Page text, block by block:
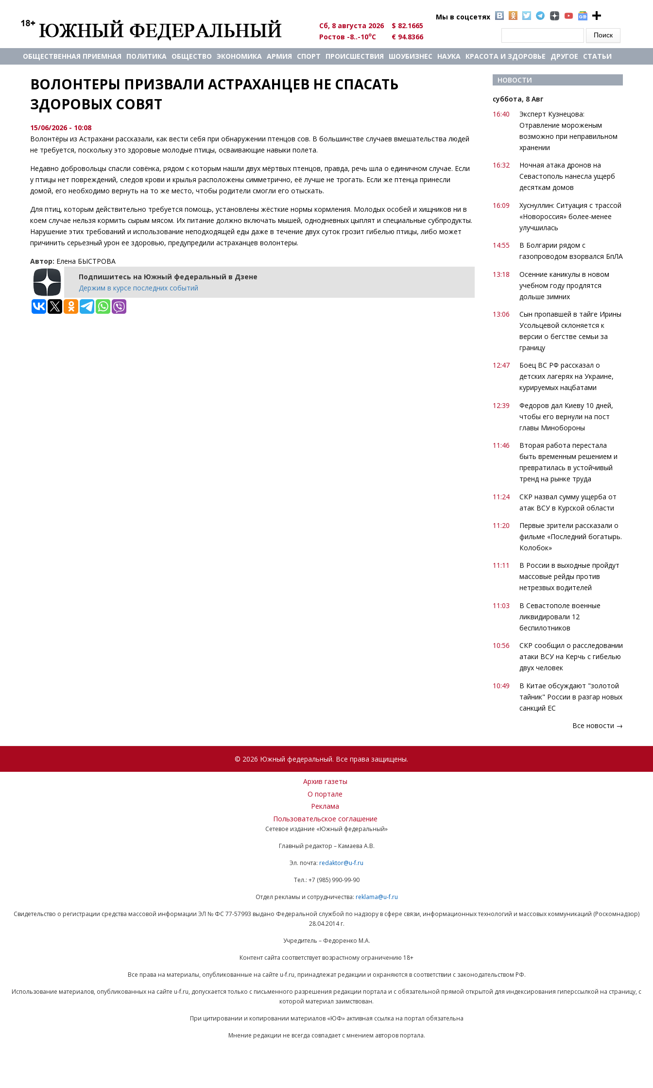
Мы в соцсетях
Сб, 8 августа 2026
$ 82.1665
Ростов -8..-10oC € 94.8366
ОБЩЕСТВЕННАЯ ПРИЕМНАЯ ПОЛИТИКА ОБЩЕСТВО ЭКОНОМИКА АРМИЯ СПОРТ ПРОИСШЕСТВИЯ ШОУБИЗНЕС НАУКА КРАСОТА И ЗДОРОВЬЕ ДРУГОЕ СТАТЬИ
ВОЛОНТЕРЫ ПРИЗВАЛИ АСТРАХАНЦЕВ НЕ СПАСАТЬ
ЗДОРОВЫХ СОВЯТ
15/06/2026 - 10:08
Волонтёры из Астрахани рассказали, как вести себя при обнаружении птенцов сов. В большинстве случаев вмешательства людей
не требуется, поскольку это здоровые молодые птицы, осваивающие навыки полета.
Недавно добровольцы спасли совёнка, рядом с которым нашли двух мёртвых птенцов, правда, речь шла о единичном случае. Если
у птицы нет повреждений, следов крови и крылья расположены симметрично, её лучше не трогать. Если же птенца принесли
домой, его необходимо вернуть на то же место, чтобы родители смогли его отыскать.
Для птиц, которым действительно требуется помощь, установлены жёсткие нормы кормления. Молодых особей и хищников ни в
коем случае нельзя кормить сырым мясом. Их питание должно включать мышей, однодневных цыплят и специальные субпродукты.
Нарушение этих требований и использование неподходящей еды даже в течение двух суток грозит гибелью птицы, либо может
причинить серьезный урон ее здоровью, предупредили астраханцев волонтеры.
Автор: Елена БЫСТРОВА
Подпишитесь на Южный федеральный в Дзене
Держим в курсе последних событий
НОВОСТИ
суббота, 8 Авг
16:40
Эксперт Кузнецова:
Отравление мороженым
возможно при неправильном
хранении
16:32
Ночная атака дронов на
Севастополь нанесла ущерб
десяткам домов
16:09
Хуснуллин: Ситуация с трассой
«Новороссия» более-менее
улучшилась
14:55
В Болгарии рядом с
газопроводом взорвался БпЛА
13:18
Осенние каникулы в новом
учебном году продлятся
дольше зимних
13:06
Сын пропавшей в тайге Ирины
Усольцевой склоняется к
версии о бегстве семьи за
границу
12:47
Боец ВС РФ рассказал о
детских лагерях на Украине,
курируемых нацбатами
12:39
Федоров дал Киеву 10 дней,
чтобы его вернули на пост
главы Минобороны
11:46
Вторая работа перестала
быть временным решением и
превратилась в устойчивый
тренд на рынке труда
11:24
СКР назвал сумму ущерба от
атак ВСУ в Курской области
11:20
Первые зрители рассказали о
фильме «Последний богатырь.
Колобок»
11:11
В России в выходные пройдут
массовые рейды против
нетрезвых водителей
11:03
В Севастополе военные
ликвидировали 12
беспилотников
10:56
СКР сообщил о расследовании
атаки ВСУ на Керчь с гибелью
двух человек
10:49
В Китае обсуждают "золотой
тайник" России в разгар новых
санкций ЕС
Все новости →
© 2026 Южный федеральный. Все права защищены.
Архив газеты
О портале
Реклама
Пользовательское соглашение
Сетевое издание «Южный федеральный»
Главный редактор – Камаева А.В.
Эл. почта: redaktor@u-f.ru
Тел.: +7 (985) 990-99-90
Отдел рекламы и сотрудничества: reklama@u-f.ru
Свидетельство о регистрации средства массовой информации ЭЛ № ФС 77-57993 выдано Федеральной службой по надзору в сфере связи, информационных технологий и массовых коммуникаций (Роскомнадзор)
28.04.2014 г.
Учредитель – Федоренко М.А.
Контент сайта соответствует возрастному ограничению 18+
Все права на материалы, опубликованные на сайте u-f.ru, принадлежат редакции и охраняются в соответствии с законодательством РФ.
Использование материалов, опубликованных на сайте u-f.ru, допускается только с письменного разрешения редакции портала и с обязательной прямой открытой для индексирования гиперссылкой на страницу, с
которой материал заимствован.
При цитировании и копировании материалов «ЮФ» активная ссылка на портал обязательна
Мнение редакции не всегда совпадает с мнением авторов портала.